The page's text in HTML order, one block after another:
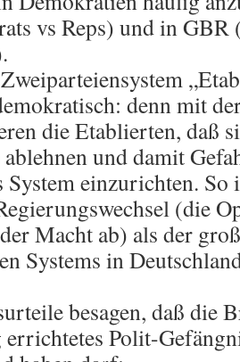
vs Reps) und in GBR
denn mit
die Etablierten, daß
und damit
System einzurichten.
(die
Macht ab) als der
Systems in
besagen, daß die
Polit-